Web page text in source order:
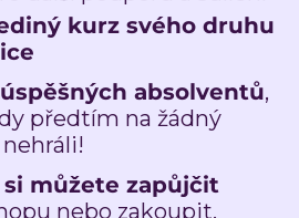
kurz svého druhu
absolventů,
předtím na žádný
můžete zapůjčit
nebo zakoupit.